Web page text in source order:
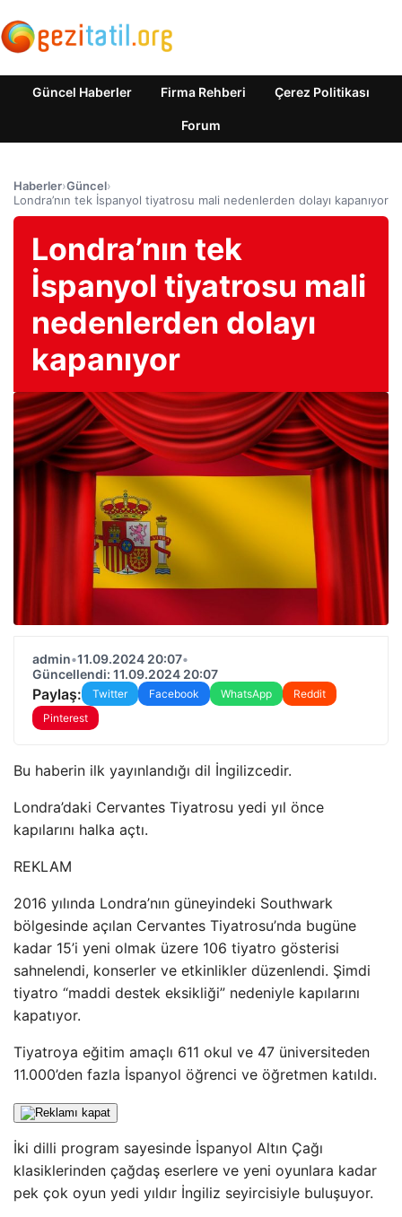
Güncel Haberler Firma Rehberi Çerez Politikası
Forum
Haberler›Güncel›
Londra’nın tek İspanyol tiyatrosu mali nedenlerden dolayı kapanıyor
Londra’nın tek
İspanyol tiyatrosu mali
nedenlerden dolayı
kapanıyor
admin•11.09.2024 20:07•
Güncellendi: 11.09.2024 20:07
Paylaş: Twitter Facebook WhatsApp
Reddit
Pinterest
Bu haberin ilk yayınlandığı dil İngilizcedir.
Londra’daki Cervantes Tiyatrosu yedi yıl önce
kapılarını halka açtı.
REKLAM
2016 yılında Londra’nın güneyindeki Southwark
bölgesinde açılan Cervantes Tiyatrosu’nda bugüne
kadar 15’i yeni olmak üzere 106 tiyatro gösterisi
sahnelendi, konserler ve etkinlikler düzenlendi. Şimdi
tiyatro “maddi destek eksikliği” nedeniyle kapılarını
kapatıyor.
Tiyatroya eğitim amaçlı 611 okul ve 47 üniversiteden
11.000’den fazla İspanyol öğrenci ve öğretmen katıldı.
İki dilli program sayesinde İspanyol Altın Çağı
klasiklerinden çağdaş eserlere ve yeni oyunlara kadar
pek çok oyun yedi yıldır İngiliz seyircisiyle buluşuyor.